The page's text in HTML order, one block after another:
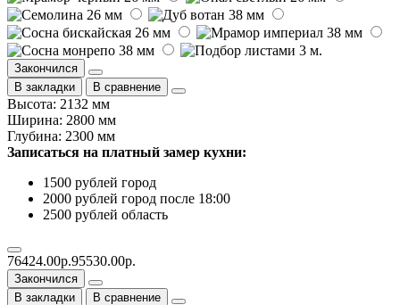
Закончился
В закладки
В сравнение
Высота: 2132 мм
Ширина: 2800 мм
Глубина: 2300 мм
Записаться на платный замер кухни:
1500 рублей город
2000 рублей город после 18:00
2500 рублей область
76424.00р.95530.00р.
Закончился
В закладки
В сравнение